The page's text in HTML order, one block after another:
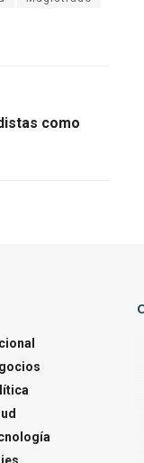
como